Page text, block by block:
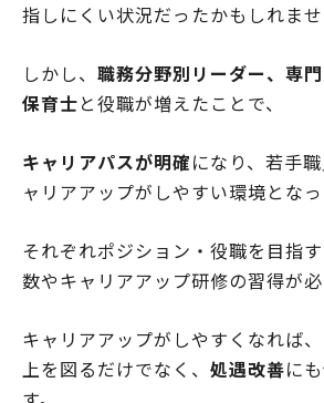
指しにくい状況だったかもしれませ
しかし、 職務分野別リーダー、専
保育士と役職が増えたことで、
キャリアパスが明確になり、若手
ャリアアップがしやすい環境となっ
それぞれポジション・役職を目指
数やキャリアアップ研修の習得が必
キャリアアップがしやすくなれば
上を図るだけでなく、 処遇改善に